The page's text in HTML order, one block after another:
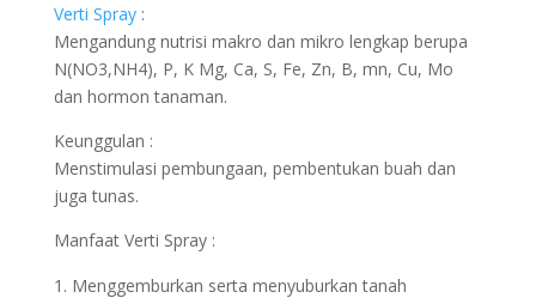
Verti Spray:
Mengandung nutrisi makro dan mikro lengkap berupa
N(NO3,NH4), P, K Mg, Ca, S, Fe, Zn, B, mn, Cu, Mo
dan hormon tanaman.
Keunggulan :
Menstimulasi pembungaan, pembentukan buah dan
juga tunas.
Manfaat Verti Spray :
Menggemburkan serta menyuburkan tanah